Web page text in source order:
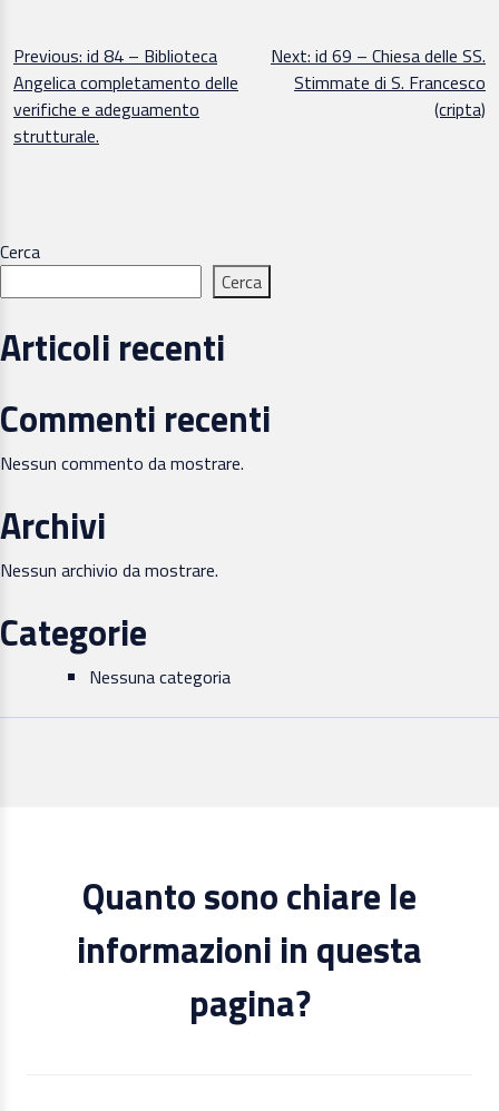
Navigazione
articoli
Previous: id 84 – Biblioteca
Angelica completamento delle
verifiche e adeguamento
strutturale.
Next: id 69 – Chiesa delle SS.
Stimmate di S. Francesco
(cripta)
Cerca
Cerca
Articoli recenti
Commenti recenti
Nessun commento da mostrare.
Archivi
Nessun archivio da mostrare.
Categorie
Nessuna categoria
Quanto sono chiare le
informazioni in questa
pagina?